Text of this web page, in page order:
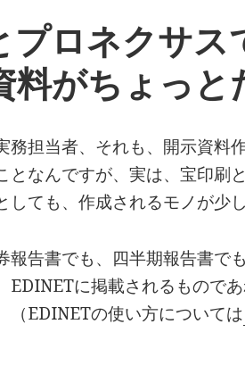
プロネクサス
料がちょっと
務担当者、それも、開示資料
となんですが、実は、宝印刷
しても、作成されるモノが少
報告書でも、四半期報告書で
EDINETに掲載されるもので
（EDINETの使い方については